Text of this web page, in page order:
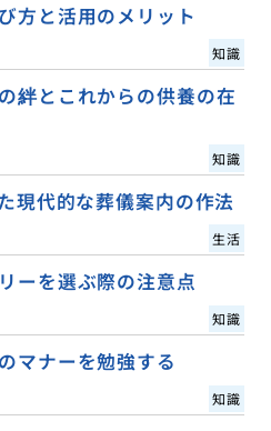
方と活用のメリット
知識
絆とこれからの供養の在
知識
現代的な葬儀案内の作法
生活
ーを選ぶ際の注意点
知識
マナーを勉強する
知識